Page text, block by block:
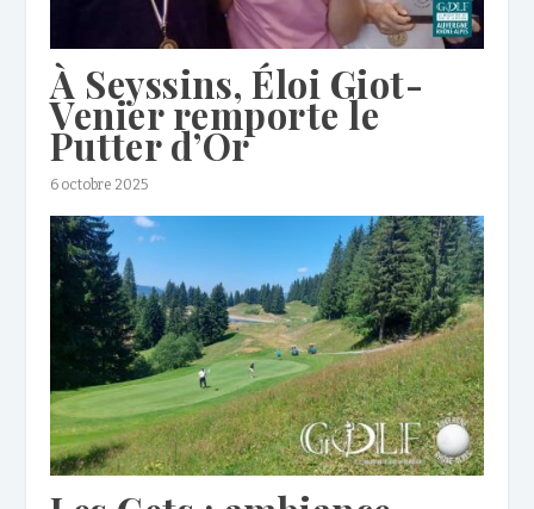
À Seyssins, Éloi Giot-
Venier remporte le
Putter d’Or
6 octobre 2025